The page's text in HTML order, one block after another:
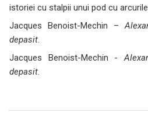
istoriei cu stalpii unui pod cu
Jacques Benoist-Mechin –
depasit.
Jacques Benoist-Mechin -
depasit.